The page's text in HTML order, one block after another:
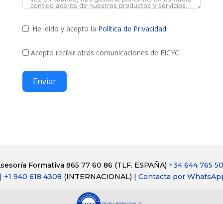
He leído y acepto la Política de Privacidad.
Acepto recibir otras comunicaciones de EICYC.
Enviar
Formativa 865 77 60 86 (TLF. ESPAÑA) +34 644 765
+1 940 618 4308 (INTERNACIONAL) | Contacta por